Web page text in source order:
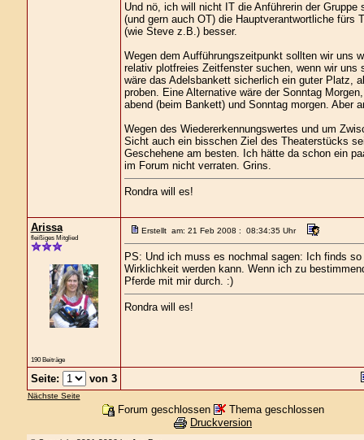
Und nö, ich will nicht IT die Anführerin der
(und gern auch OT) die Hauptverantwortliche fürs
(wie Steve z.B.) besser.
Wegen dem Aufführungszeitpunkt sollten wir uns
relativ plotfreies Zeitfenster suchen, wenn wir
wäre das Adelsbankett sicherlich ein guter Platz,
proben. Eine Alternative wäre der Sonntag
abend (beim Bankett) und Sonntag morgen. Aber
Wegen des Wiedererkennungswertes und um
Sicht auch ein bisschen Ziel des Theaterstücks
Geschehene am besten. Ich hätte da schon ein
im Forum nicht verraten. Grins.
Rondra will es!
Arissa
fleißiges Mitglied
190 Beiträge
Erstellt am: 21 Feb 2008 : 08:34:35 Uhr
PS: Und ich muss es nochmal sagen: Ich finds
Wirklichkeit werden kann. Wenn ich zu
Pferde mit mir durch. :)
Rondra will es!
Seite: von 3
Nächste Seite
Forum geschlossen
Thema geschlossen
Druckversion